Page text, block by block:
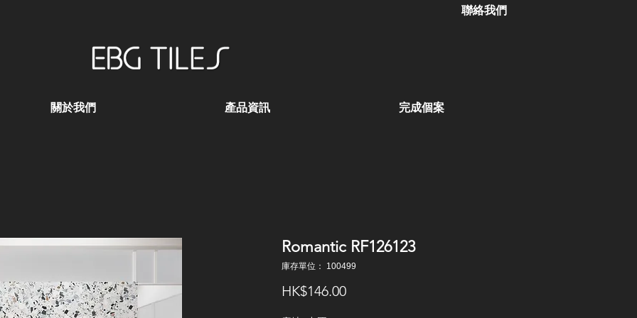
聯絡我們
關於我們 產品資訊 完成個案
Romantic RF126123
庫存單位： 100499
HK$146.00價